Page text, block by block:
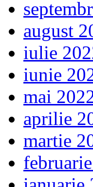
august
iulie
iunie
mai
aprilie
martie